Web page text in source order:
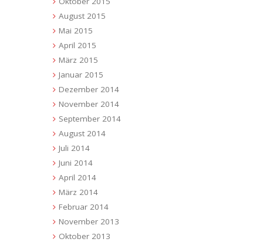
August 2015
Mai 2015
April 2015
März 2015
Januar 2015
Dezember 2014
November 2014
September 2014
August 2014
Juli 2014
Juni 2014
April 2014
März 2014
Februar 2014
November 2013
Oktober 2013